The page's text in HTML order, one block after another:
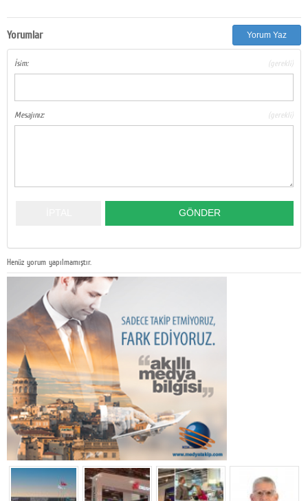
Yorumlar Yorum Yaz
İsim: (gerekli)
Mesajınız: (gerekli)
Henüz yorum yapılmamıştır.